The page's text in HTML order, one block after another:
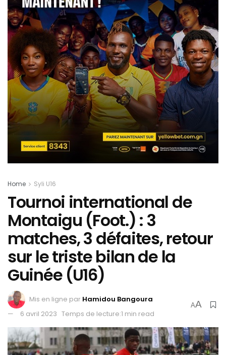
Home Syli U16
Tournoi international de
Montaigu (Foot.) : 3
matches, 3 défaites, retour
sur le triste bilan de la
Guinée (U16)
Mis en ligne par Hamidou Bangoura
6 avril 2023 Temps de lecture:1 min read
AA